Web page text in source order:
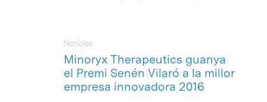
Minoryx Therapeutics guanya
el Premi Senén Vilaró a la millor
empresa innovadora 2016
Notícies